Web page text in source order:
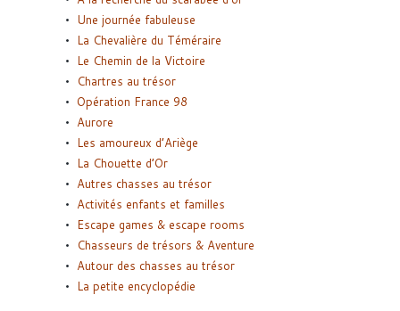
Une journée fabuleuse
La Chevalière du Téméraire
Le Chemin de la Victoire
Chartres au trésor
Opération France 98
Aurore
Les amoureux d’Ariège
La Chouette d’Or
Autres chasses au trésor
Activités enfants et familles
Escape games & escape rooms
Chasseurs de trésors & Aventure
Autour des chasses au trésor
La petite encyclopédie